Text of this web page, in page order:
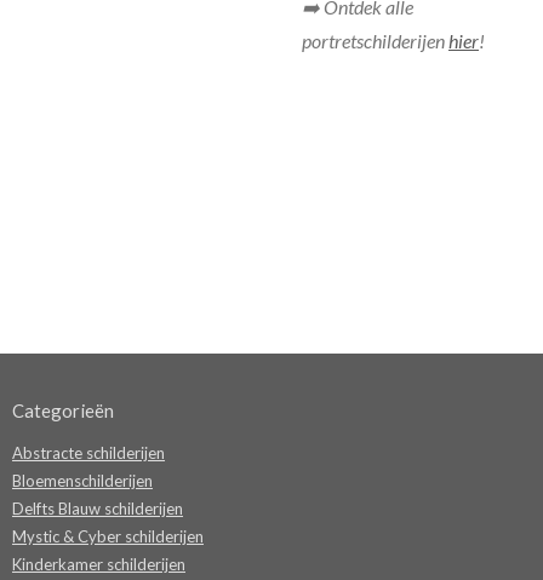
➡️ Ontdek alle
portretschilderijenhier!
Categorieën
Abstracte schilderijen
Bloemenschilderijen
Delfts Blauw schilderijen
Mystic & Cyber schilderijen
Kinderkamer schilderijen